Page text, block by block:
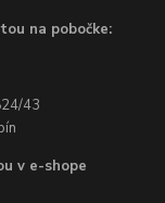
na pobočke:
43
v e-shope